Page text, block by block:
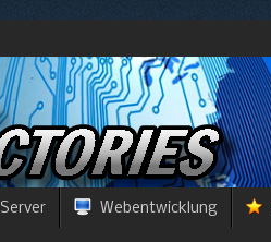
Server Webentwicklung